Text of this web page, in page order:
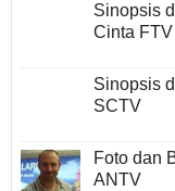
Sinopsis
Cinta FTV
Sinopsis
SCTV
Foto dan
ANTV